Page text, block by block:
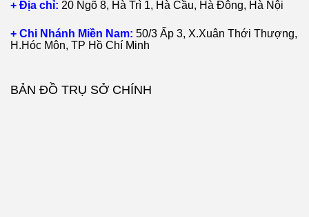
+ Địa chỉ: 20 Ngõ 8, Hà Trì 1, Hà Cầu, Hà Đông, Hà Nội
+ Chi Nhánh Miền Nam: 50/3 Ấp 3, X.Xuân Thới Thượng,
H.Hóc Môn, TP Hồ Chí Minh
BẢN ĐỒ TRỤ SỞ CHÍNH